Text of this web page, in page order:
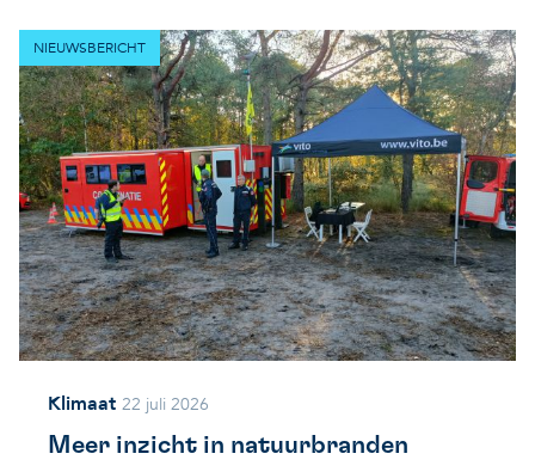
NIEUWSBERICHT
Klimaat 22 juli 2026
Meer inzicht in natuurbranden